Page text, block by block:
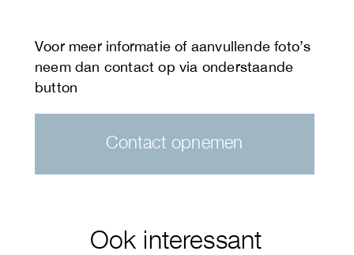
Contact opnemen
Ook interessant